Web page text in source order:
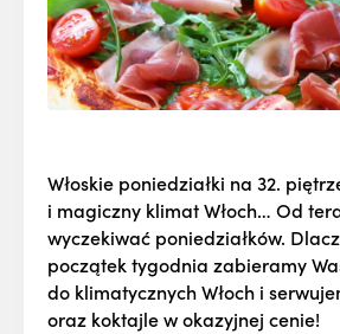
Włoskie poniedziałki na 32.
i magiczny klimat Włoch… Od
wyczekiwać poniedziałków.
początek tygodnia zabieramy
do klimatycznych Włoch i
oraz koktajle w okazyjnej cenie!